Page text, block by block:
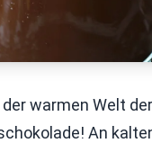
warmen Welt
An